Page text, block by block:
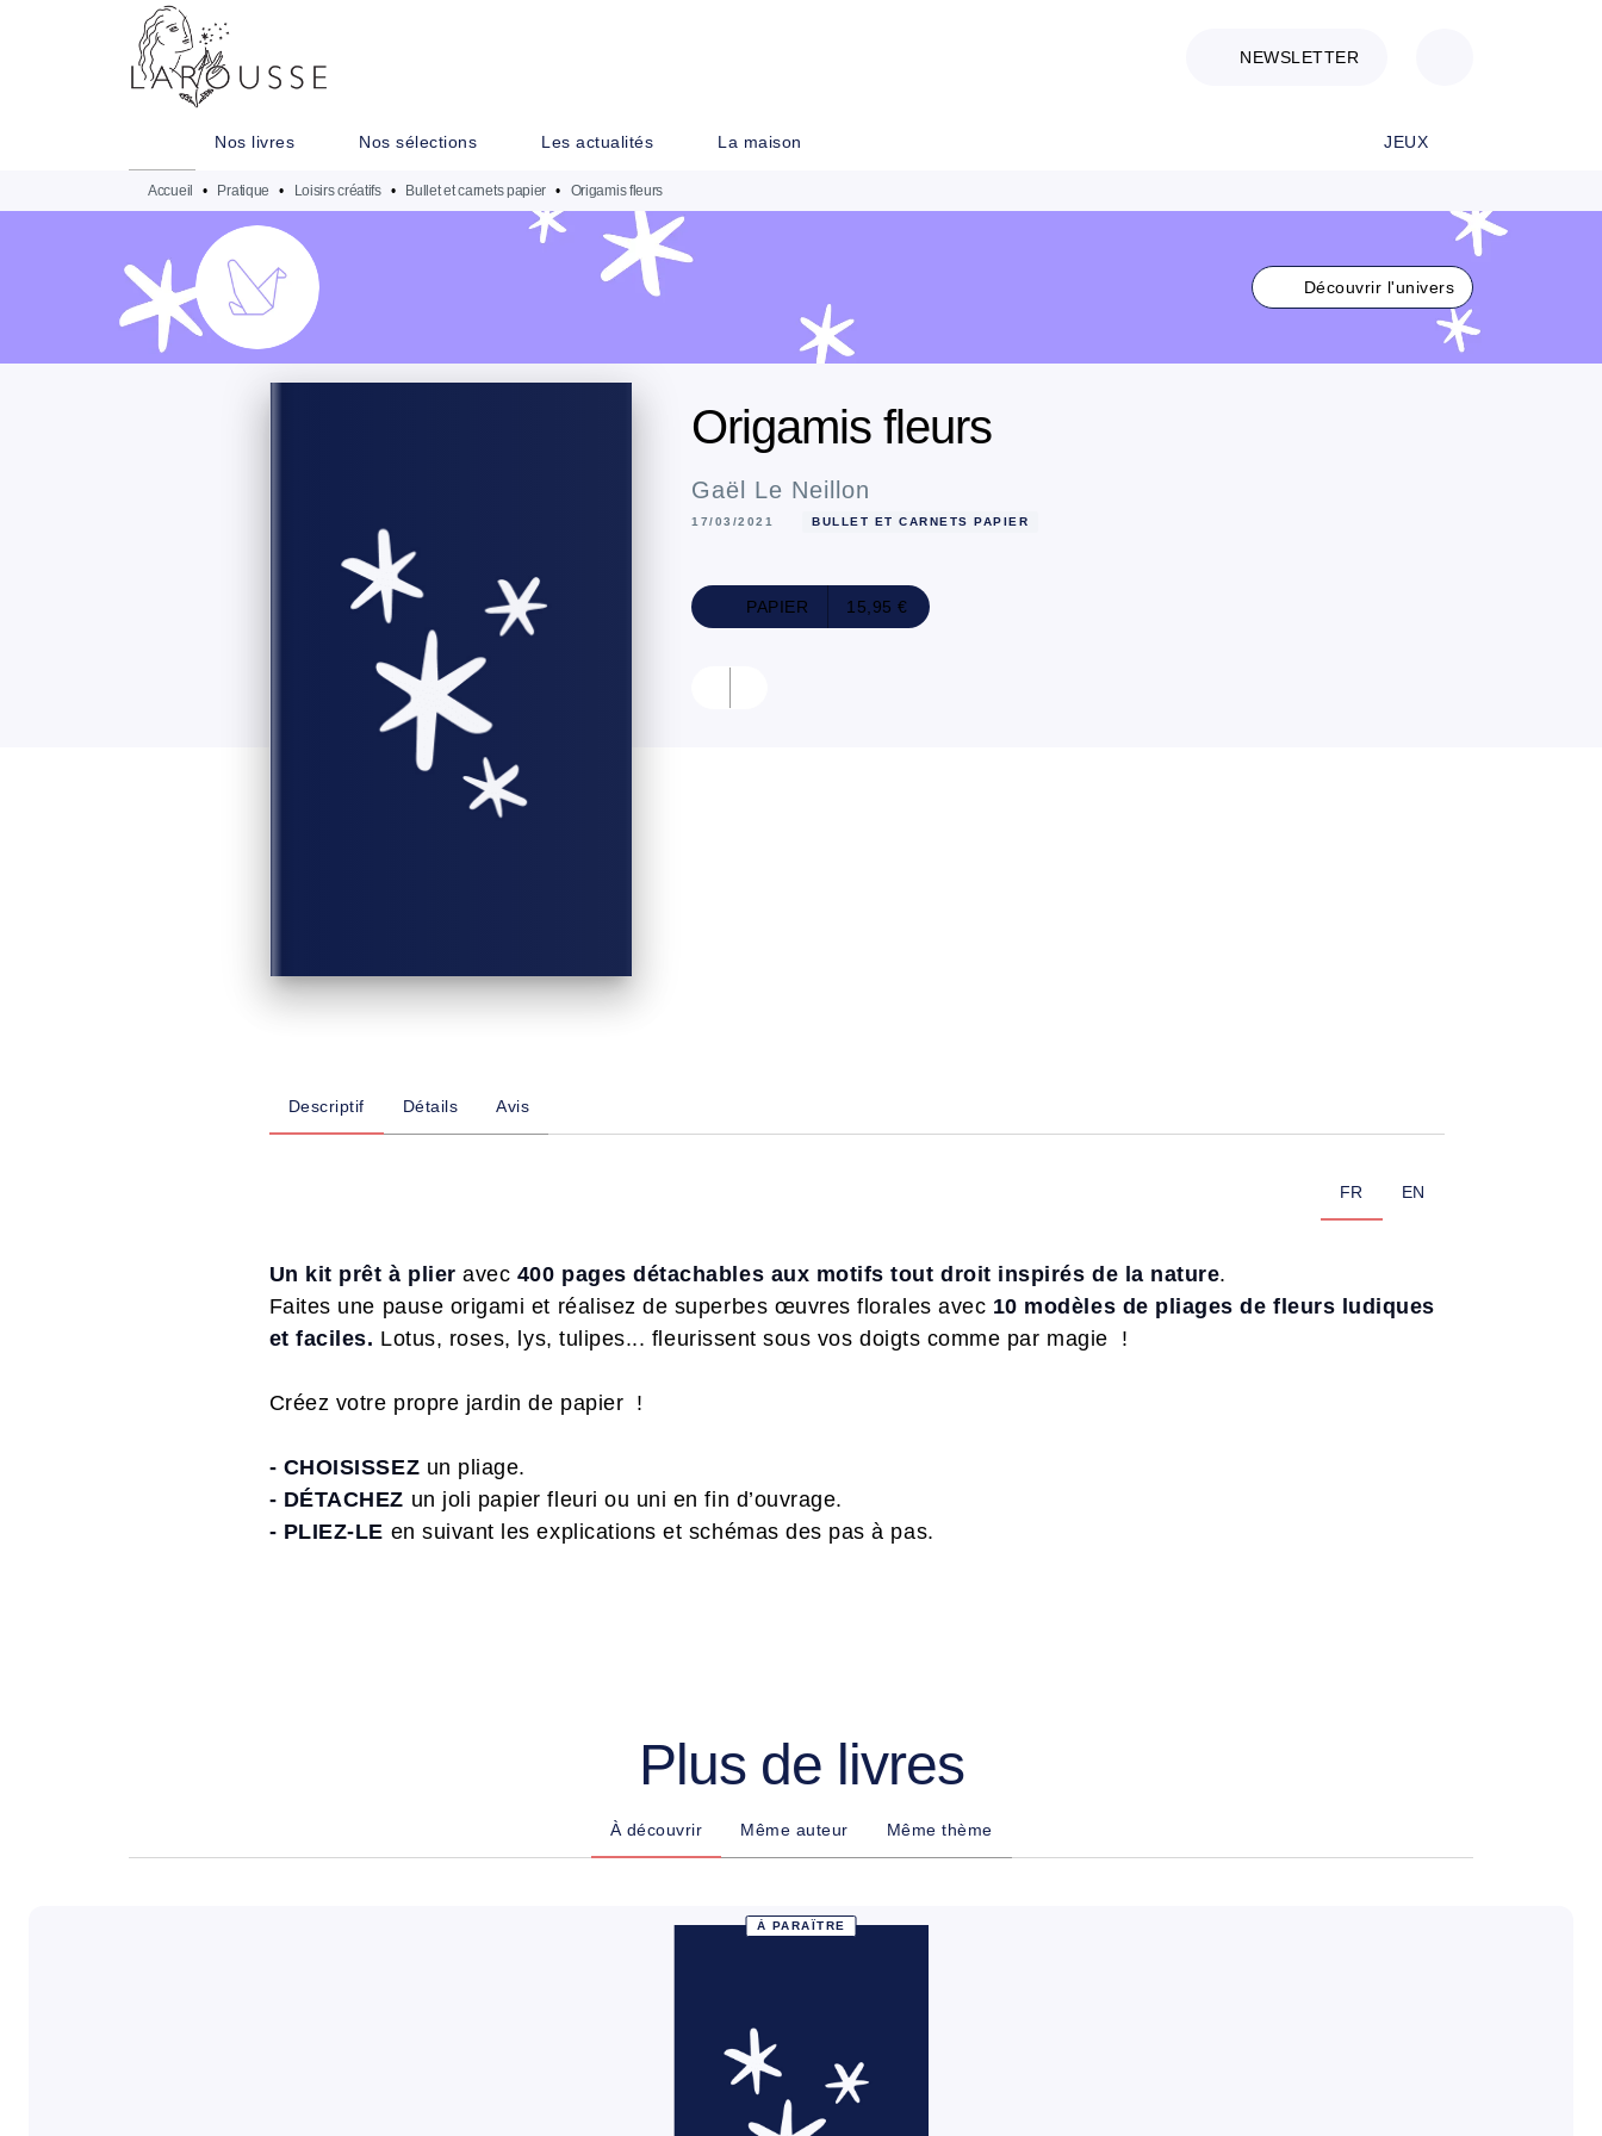
MENU
NEWSLETTER
Nos livres Nos sélections Les actualités La maison JEUX
Accueil • Pratique • Loisirs créatifs • Bullet et carnets papier • Origamis fleurs
Découvrir l'univers
Origamis fleurs
Gaël Le Neillon
17/03/2021 BULLET ET CARNETS PAPIER
PAPIER 15,95 €
Descriptif Détails Avis
FR EN
Un kit prêt à plieravec 400 pages détachables aux motifs tout droit inspirés de la nature.
Faites une pause origami et réalisez de superbes œuvres florales avec 10 modèles de pliages de fleurs ludiques
et faciles. Lotus, roses, lys, tulipes... fleurissent sous vos doigts comme par magie !
Créez votre propre jardin de papier !
- CHOISISSEZ un pliage.
- DÉTACHEZ un joli papier fleuri ou uni en fin d’ouvrage.
- PLIEZ-LE en suivant les explications et schémas des pas à pas.
Plus de livres
À découvrir Même auteur Même thème
À PARAÎTRE